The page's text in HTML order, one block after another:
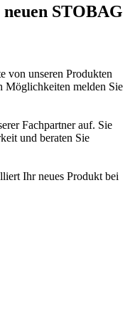
STOBAG
von unseren Produkten
Möglichkeiten melden Sie
Fachpartner auf. Sie
und beraten Sie
Ihr neues Produkt bei